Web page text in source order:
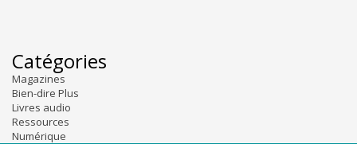
Catégories
Magazines
Bien-dire Plus
Livres audio
Ressources
Numérique